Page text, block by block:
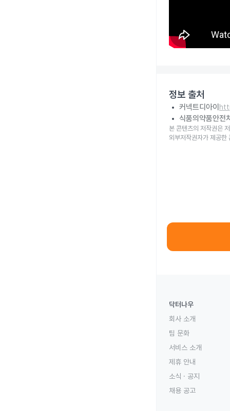
정보 출처
커넥트디아이
식품의약품안전
본 콘텐츠의 저작권은
외부저작권자가 제공한
닥터나우
회사 소개
팀 문화
서비스 소개
제휴 안내
소식 · 공지
채용 공고